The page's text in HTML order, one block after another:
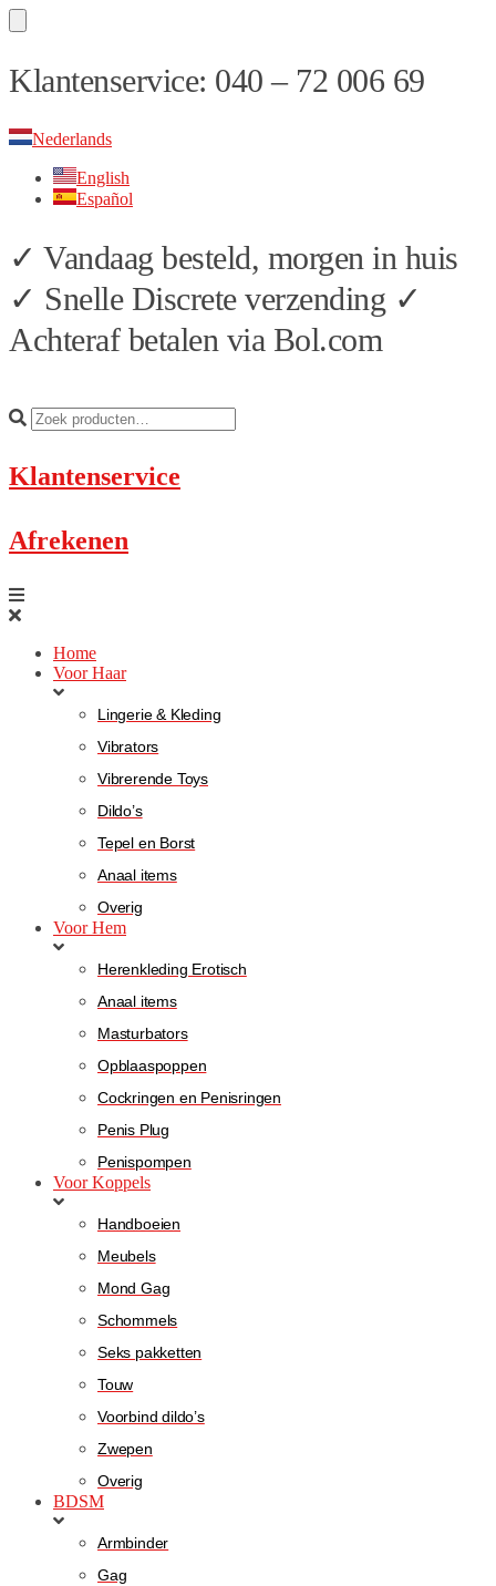
Skip
to
Skip
to
Klantenservice: 040 – 72 006 69
Nederlands
English
Español
✓ Vandaag besteld, morgen in huis
✓ Snelle Discrete verzending ✓
Achteraf betalen via Bol.com
Klantenservice
Afrekenen
Home
Voor Haar
Lingerie & Kleding
Vibrators
Vibrerende Toys
Dildo’s
Tepel en Borst
Anaal items
Overig
Voor Hem
Herenkleding Erotisch
Anaal items
Masturbators
Opblaaspoppen
Cockringen en Penisringen
Penis Plug
Penispompen
Voor Koppels
Handboeien
Meubels
Mond Gag
Schommels
Seks pakketten
Touw
Voorbind dildo’s
Zwepen
Overig
BDSM
Armbinder
Gag